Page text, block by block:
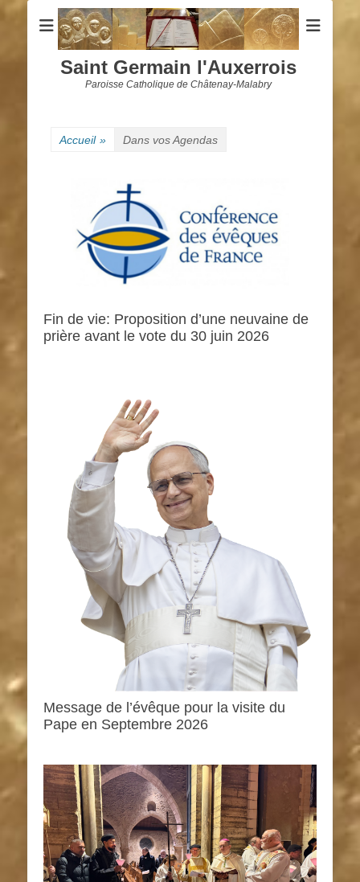
Saint Germain l'Auxerrois
Paroisse Catholique de Châtenay-Malabry
Accueil » Dans vos Agendas
Fin de vie: Proposition d’une neuvaine de
prière avant le vote du 30 juin 2026
Message de l’évêque pour la visite du
Pape en Septembre 2026